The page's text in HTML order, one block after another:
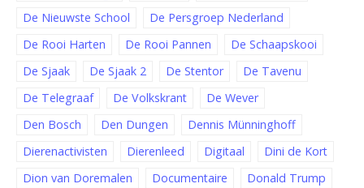
De Nieuwste School
De Persgroep Nederland
De Rooi Harten
De Rooi Pannen
De Schaapskooi
De Sjaak
De Sjaak 2 De Stentor
De Tavenu
De Telegraaf
De Volkskrant
De Wever
Den Bosch
Den Dungen
Dennis Münninghoff
Dierenactivisten
Dierenleed Digitaal
Dini de Kort
Dion van Doremalen
Documentaire
Donald Trump